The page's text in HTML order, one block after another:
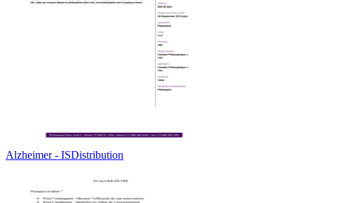
Alzheimer - ISDistribution